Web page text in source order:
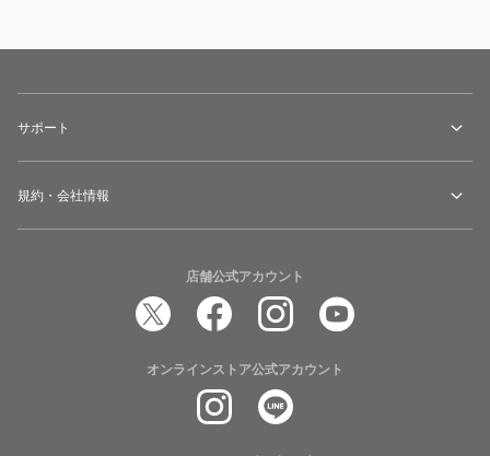
サポート
規約・会社情報
店舗公式アカウント
オンラインストア公式アカウント